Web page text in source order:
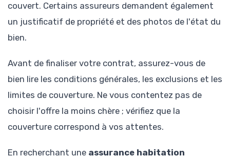
couvert. Certains assureurs demandent également
un justificatif de propriété et des photos de l'état du
bien.
Avant de finaliser votre contrat, assurez-vous de
bien lire les conditions générales, les exclusions et les
limites de couverture. Ne vous contentez pas de
choisir l'offre la moins chère ; vérifiez que la
couverture correspond à vos attentes.
En recherchant une assurance habitation